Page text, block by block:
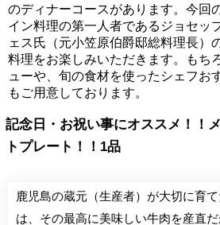
のディナーコースがあります。今回
イン料理の第一人者であるジョセッ
ェス氏（元小笠原伯爵邸総料理長）
料理をお楽しみいただきます。もち
ューや、旬の食材を使ったシェフお
もご用意しております。
記念日・お祝い事にオススメ！！
トプレート！！1品
鹿児島の蔵元（生産者）が大切に育
は、その最高に美味しい牛肉を産直